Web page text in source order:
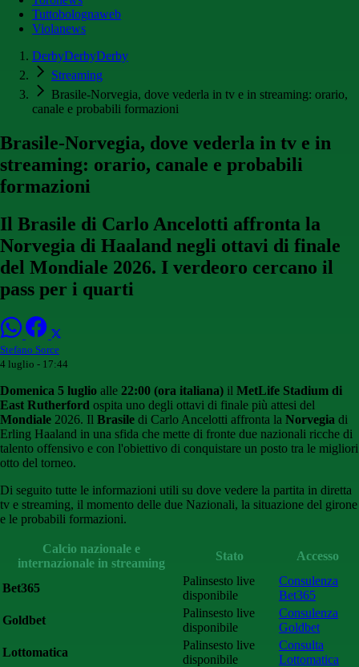
Tuttobolognaweb
Violanews
DerbyDerbyDerby
Streaming
Brasile-Norvegia, dove vederla in tv e in streaming: orario,
canale e probabili formazioni
Brasile-Norvegia, dove vederla in tv e in
streaming: orario, canale e probabili
formazioni
Il Brasile di Carlo Ancelotti affronta la
Norvegia di Haaland negli ottavi di finale
del Mondiale 2026. I verdeoro cercano il
pass per i quarti
Stefano Sorce
4 luglio - 17:44
Domenica 5 luglio alle 22:00 (ora italiana) il MetLife Stadium di
East Rutherford ospita uno degli ottavi di finale più attesi del
Mondiale 2026. Il Brasile di Carlo Ancelotti affronta la Norvegia di
Erling Haaland in una sfida che mette di fronte due nazionali ricche di
talento offensivo e con l'obiettivo di conquistare un posto tra le migliori
otto del torneo.
Di seguito tutte le informazioni utili su dove vedere la partita in diretta
tv e streaming, il momento delle due Nazionali, la situazione del girone
e le probabili formazioni.
Calcio nazionale e
internazionale in streaming
Stato Accesso
Bet365
Palinsesto live
disponibile
Consulenza
Bet365
Goldbet
Palinsesto live
disponibile
Consulenza
Goldbet
Lottomatica
Palinsesto live
disponibile
Consulta
Lottomatica